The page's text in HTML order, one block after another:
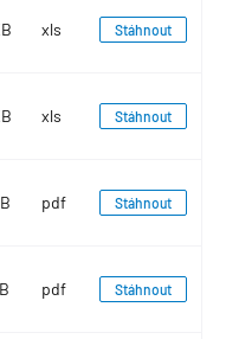
xls Stáhnout
xls Stáhnout
pdf Stáhnout
pdf Stáhnout